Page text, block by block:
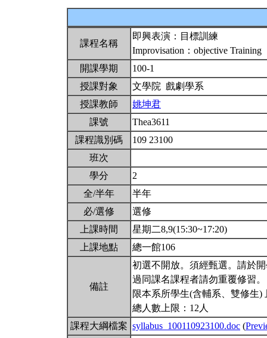
課程名稱
即興表演：目標訓練
Improvisation：objective Training
開課學期
100-1
授課對象
文學院 戲劇學系
授課教師
姚坤君
課號
Thea3611
課程識別碼
109 23100
班次
學分
2
全/半年
半年
必/選修
選修
上課時間
星期二8,9(15:30~17:20)
上課地點
總一館106
備註
初選不開放。須經甄選。請於
過同課名課程者請勿重覆修習。
限本系所學生(含輔系、雙修生)
總人數上限：12人
課程大綱檔案 syllabus_100110923100.doc (